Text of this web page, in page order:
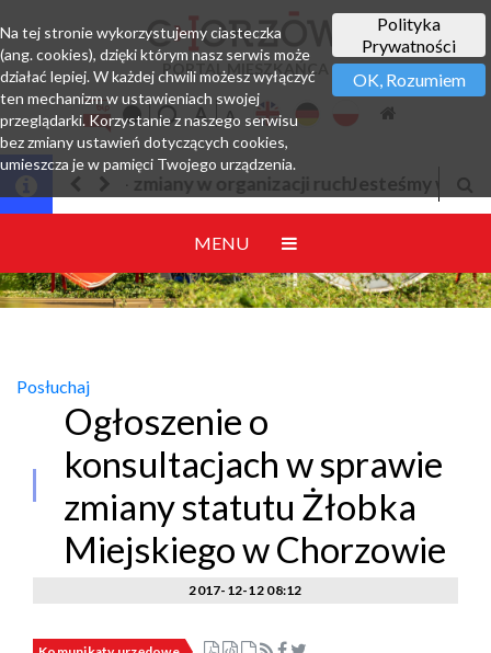
PORTAL MIESZKAŃCA
Jesteśmy w EZD
MENU
Posłuchaj
Ogłoszenie o
konsultacjach w sprawie
zmiany statutu Żłobka
Miejskiego w Chorzowie
2017-12-12 08:12
Polityka
Prywatności
OK, Rozumiem
Na tej stronie wykorzystujemy ciasteczka
(ang. cookies), dzięki którym nasz serwis może
działać lepiej. W każdej chwili możesz wyłączyć
ten mechanizm w ustawieniach swojej
przeglądarki. Korzystanie z naszego serwisu
bez zmiany ustawień dotyczących cookies,
umieszcza je w pamięci Twojego urządzenia.